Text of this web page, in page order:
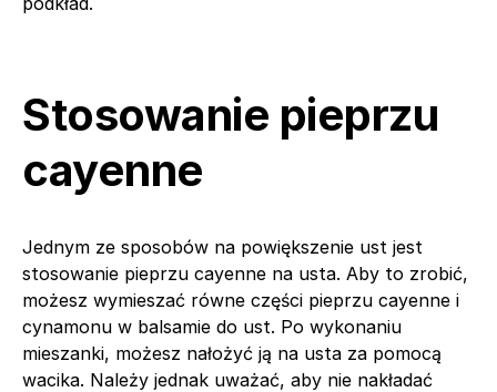
Stosowanie pieprzu
cayenne
Jednym ze sposobów na powiększenie ust jest
stosowanie pieprzu cayenne na usta. Aby to zrobić,
możesz wymieszać równe części pieprzu cayenne i
cynamonu w balsamie do ust. Po wykonaniu
mieszanki, możesz nałożyć ją na usta za pomocą
wacika. Należy jednak uważać, aby nie nakładać